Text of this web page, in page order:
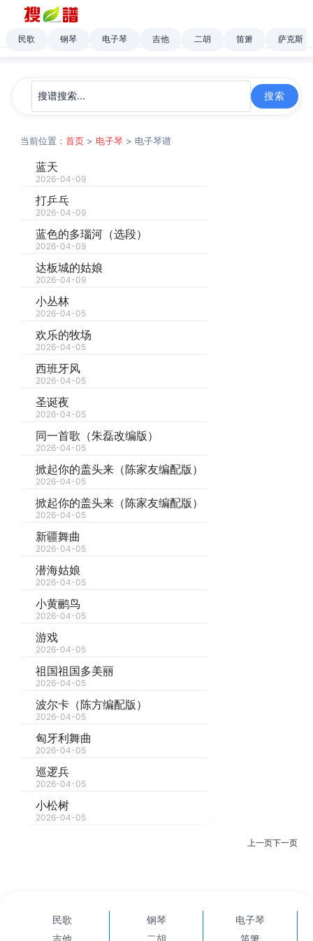
民歌 钢琴 电子琴 吉他 二胡 笛箫 萨克斯
当前位置：首页 > 电子琴 > 电子琴谱
蓝天
2026-04-09
打乒乓
2026-04-09
蓝色的多瑙河（选段）
2026-04-09
达板城的姑娘
2026-04-09
小丛林
2026-04-05
欢乐的牧场
2026-04-05
西班牙风
2026-04-05
圣诞夜
2026-04-05
同一首歌（朱磊改编版）
2026-04-05
掀起你的盖头来（陈家友编配版）
2026-04-05
掀起你的盖头来（陈家友编配版）
2026-04-05
新疆舞曲
2026-04-05
潜海姑娘
2026-04-05
小黄鹂鸟
2026-04-05
游戏
2026-04-05
祖国祖国多美丽
2026-04-05
波尔卡（陈方编配版）
2026-04-05
匈牙利舞曲
2026-04-05
巡逻兵
2026-04-05
小松树
2026-04-05
上一页下一页
民歌 钢琴
电子琴
吉他
二胡 笛箫